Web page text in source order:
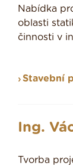
Nabídka
oblasti
činnosti v
Stavební
Ing.
Tvorba